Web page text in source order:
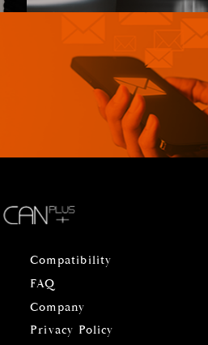
Compatibility
FAQ
Company
Privacy Policy